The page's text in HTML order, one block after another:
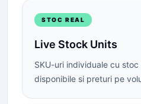
STOC REAL
Live Stock Units
SKU-uri individuale cu
disponibile si preturi pe